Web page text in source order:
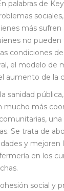
palabras de
más
no
condiciones
el modelo de
aumento de la
sanidad
mucho más
Se trata de
y
en los
social y